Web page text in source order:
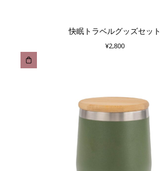
快眠トラベルグッズセット
¥2,800